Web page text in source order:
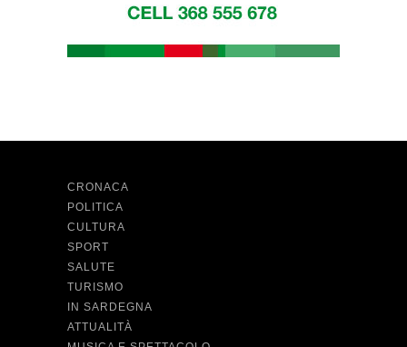
CRONACA
POLITICA
CULTURA
SPORT
SALUTE
TURISMO
IN SARDEGNA
ATTUALITÀ